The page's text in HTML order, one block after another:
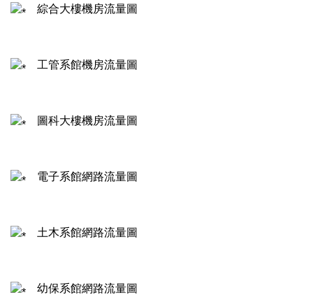
綜合大樓機房流量圖
工管系館機房流量圖
圖科大樓機房流量圖
電子系館網路流量圖
土木系館網路流量圖
幼保系館網路流量圖